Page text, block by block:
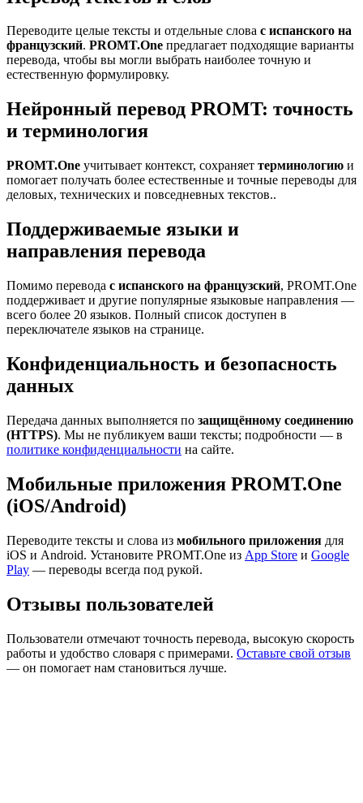
Переводите целые тексты и отдельные слова с испанского на
французский. PROMT.One предлагает подходящие варианты
перевода, чтобы вы могли выбрать наиболее точную и
естественную формулировку.
Нейронный перевод PROMT: точность
и терминология
PROMT.One учитывает контекст, сохраняет терминологию и
помогает получать более естественные и точные переводы для
деловых, технических и повседневных текстов..
Поддерживаемые языки и
направления перевода
Помимо перевода с испанского на французский, PROMT.One
поддерживает и другие популярные языковые направления —
всего более 20 языков. Полный список доступен в
переключателе языков на странице.
Конфиденциальность и безопасность
данных
Передача данных выполняется по защищённому соединению
(HTTPS). Мы не публикуем ваши тексты; подробности — в
политике конфиденциальности на сайте.
Мобильные приложения PROMT.One
(iOS/Android)
Переводите тексты и слова из мобильного приложения для
iOS и Android. Установите PROMT.One из App Store и Google
Play — переводы всегда под рукой.
Отзывы пользователей
Пользователи отмечают точность перевода, высокую скорость
работы и удобство словаря с примерами. Оставьте свой отзыв
— он помогает нам становиться лучше.